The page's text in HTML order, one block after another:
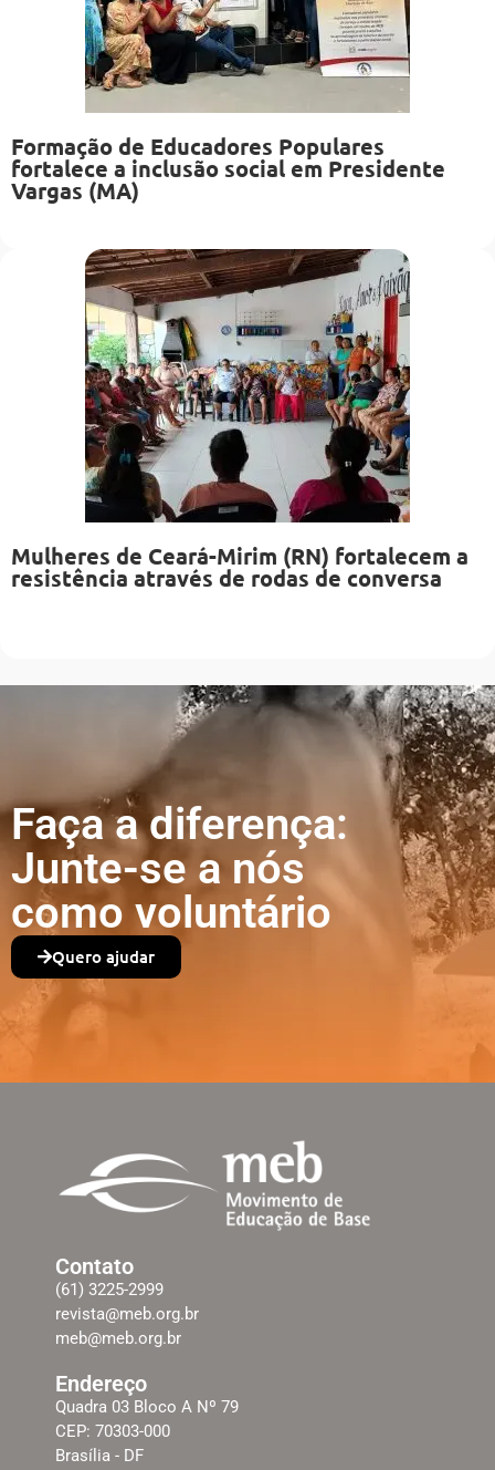
Formação de Educadores Populares
fortalece a inclusão social em Presidente
Vargas (MA)
Mulheres de Ceará-Mirim (RN) fortalecem a
resistência através de rodas de conversa
Faça a diferença:
Junte-se a nós
como voluntário
Quero ajudar
Contato
(61) 3225-2999
revista@meb.org.br
meb@meb.org.br
Endereço
Quadra 03 Bloco A Nº 79
CEP: 70303-000
Brasília - DF